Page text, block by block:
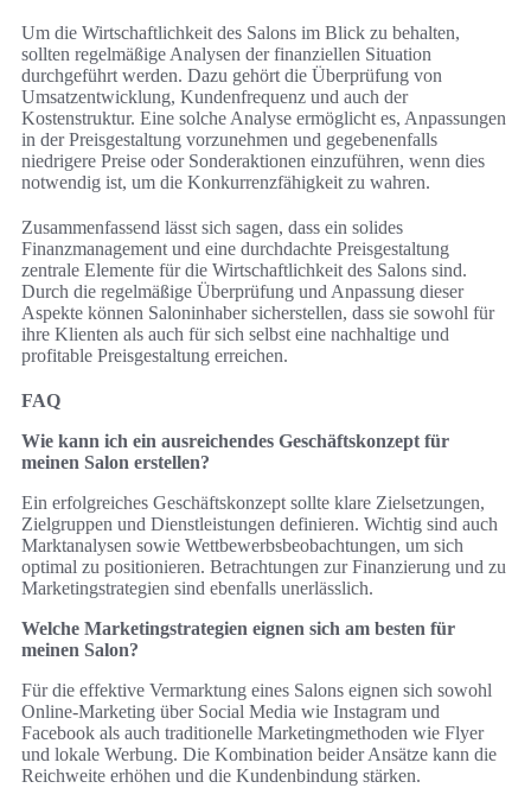
Um die Wirtschaftlichkeit des Salons im Blick zu behalten,
sollten regelmäßige Analysen der finanziellen Situation
durchgeführt werden. Dazu gehört die Überprüfung von
Umsatzentwicklung, Kundenfrequenz und auch der
Kostenstruktur. Eine solche Analyse ermöglicht es, Anpassungen
in der Preisgestaltung vorzunehmen und gegebenenfalls
niedrigere Preise oder Sonderaktionen einzuführen, wenn dies
notwendig ist, um die Konkurrenzfähigkeit zu wahren.
Zusammenfassend lässt sich sagen, dass ein solides
Finanzmanagement und eine durchdachte Preisgestaltung
zentrale Elemente für die Wirtschaftlichkeit des Salons sind.
Durch die regelmäßige Überprüfung und Anpassung dieser
Aspekte können Saloninhaber sicherstellen, dass sie sowohl für
ihre Klienten als auch für sich selbst eine nachhaltige und
profitable Preisgestaltung erreichen.
FAQ
Wie kann ich ein ausreichendes Geschäftskonzept für
meinen Salon erstellen?
Ein erfolgreiches Geschäftskonzept sollte klare Zielsetzungen,
Zielgruppen und Dienstleistungen definieren. Wichtig sind auch
Marktanalysen sowie Wettbewerbsbeobachtungen, um sich
optimal zu positionieren. Betrachtungen zur Finanzierung und zu
Marketingstrategien sind ebenfalls unerlässlich.
Welche Marketingstrategien eignen sich am besten für
meinen Salon?
Für die effektive Vermarktung eines Salons eignen sich sowohl
Online-Marketing über Social Media wie Instagram und
Facebook als auch traditionelle Marketingmethoden wie Flyer
und lokale Werbung. Die Kombination beider Ansätze kann die
Reichweite erhöhen und die Kundenbindung stärken.